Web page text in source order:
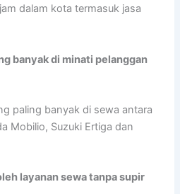
dalam kota termasuk jasa
banyak di minati pelanggan
paling banyak di sewa antara
Mobilio, Suzuki Ertiga dan
layanan sewa tanpa supir